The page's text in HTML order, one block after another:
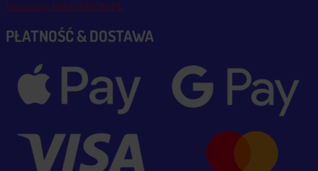
Partnerzy MSALAMON.PL
PŁATNOŚĆ & DOSTAWA